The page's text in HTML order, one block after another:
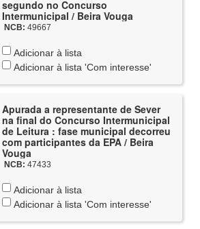
segundo no Concurso
Intermunicipal / Beira Vouga
NCB: 49667
Adicionar à lista
Adicionar à lista 'Com interesse'
Apurada a representante de Sever
na final do Concurso Intermunicipal
de Leitura : fase municipal decorreu
com participantes da EPA / Beira
Vouga
NCB: 47433
Adicionar à lista
Adicionar à lista 'Com interesse'